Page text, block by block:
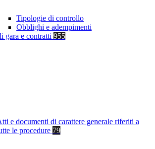
Tipologie di controllo
Obblighi e adempimenti
gara e contratti 955
e documenti di carattere generale riferiti a
le procedure 79